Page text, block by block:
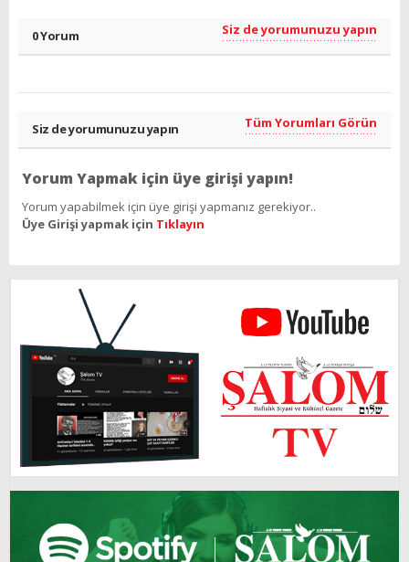
0 Yorum Siz de yorumunuzu yapın
Siz de yorumunuzu yapın Tüm Yorumları Görün
Yorum Yapmak için üye girişi yapın!
Yorum yapabilmek için üye girişi yapmanız gerekiyor..
Üye Girişi yapmak için Tıklayın